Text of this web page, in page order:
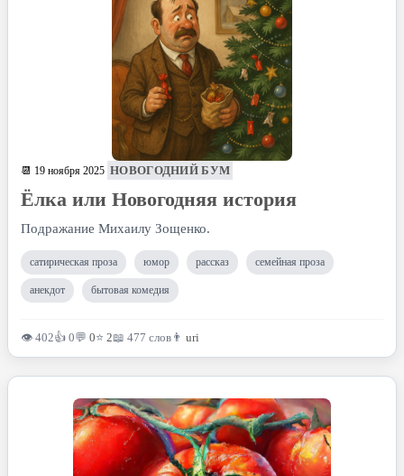
📆 19 ноября 2025 НОВОГОДНИЙ БУМ
Ёлка или Новогодняя история
Подражание Михаилу Зощенко.
сатирическая проза юмор рассказ семейная проза
анекдот бытовая комедия
👁 402👍 0💬 0⭐ 2📖 477 слов 👨 uri